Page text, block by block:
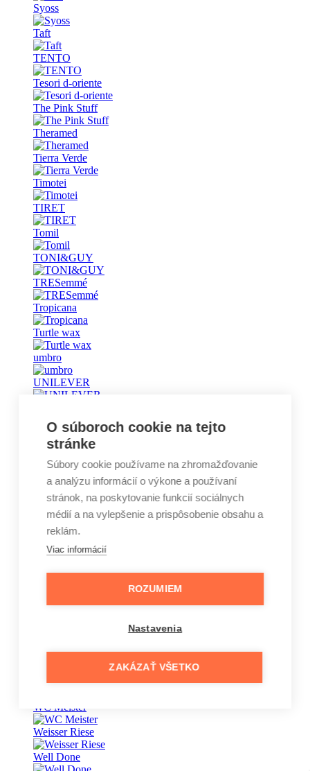
O súboroch cookie na tejto
stránke
Súbory cookie používame na zhromažďovanie
a analýzu informácií o výkone a používaní
stránok, na poskytovanie funkcií sociálnych
médií a na vylepšenie a prispôsobenie obsahu a
reklám.
Viac informácií
ROZUMIEM
Nastavenia
ZAKÁZAŤ VŠETKO
Syoss
Taft
TENTO
Tesori d-oriente
The Pink Stuff
Theramed
Tierra Verde
Timotei
TIRET
Tomil
TONI&GUY
TRESemmé
Tropicana
Turtle wax
umbro
UNILEVER
Vademecum
Vape
Veet
Vernel
Wansou
wave
WC Meister
Weisser Riese
Well Done